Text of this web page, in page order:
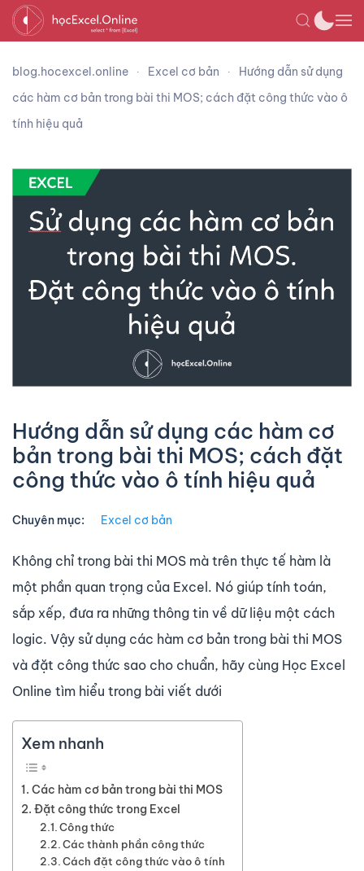
blog.hocexcel.online Excel cơ bản
Hướng dẫn sử dụng
các hàm cơ bản trong bài thi MOS; cách đặt công thức vào ô
tính hiệu quả
Hướng dẫn sử dụng các hàm cơ
bản trong bài thi MOS; cách đặt
công thức vào ô tính hiệu quả
Chuyên mục: Excel cơ bản
Không chỉ trong bài thi MOS mà trên thực tế hàm là
một phần quan trọng của Excel. Nó giúp tính toán,
sắp xếp, đưa ra những thông tin về dữ liệu một cách
logic. Vậy sử dụng các hàm cơ bản trong bài thi MOS
và đặt công thức sao cho chuẩn, hãy cùng Học Excel
Online tìm hiểu trong bài viết dưới
Xem nhanh
Các hàm cơ bản trong bài thi MOS
Đặt công thức trong Excel
Công thức
Các thành phần công thức
Cách đặt công thức vào ô tính